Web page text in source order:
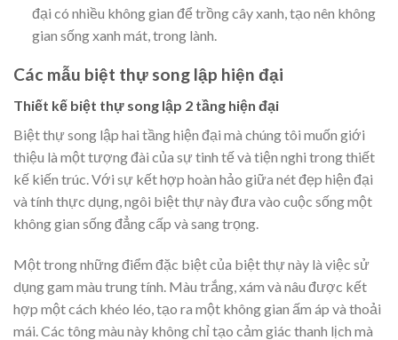
đại có nhiều không gian để trồng cây xanh, tạo nên không
gian sống xanh mát, trong lành.
Các mẫu biệt thự song lập hiện đại
Thiết kế biệt thự song lập 2 tầng hiện đại
Biệt thự song lập hai tầng hiện đại mà chúng tôi muốn giới
thiệu là một tượng đài của sự tinh tế và tiện nghi trong thiết
kế kiến trúc. Với sự kết hợp hoàn hảo giữa nét đẹp hiện đại
và tính thực dụng, ngôi biệt thự này đưa vào cuộc sống một
không gian sống đẳng cấp và sang trọng.
Một trong những điểm đặc biệt của biệt thự này là việc sử
dụng gam màu trung tính. Màu trắng, xám và nâu được kết
hợp một cách khéo léo, tạo ra một không gian ấm áp và thoải
mái. Các tông màu này không chỉ tạo cảm giác thanh lịch mà